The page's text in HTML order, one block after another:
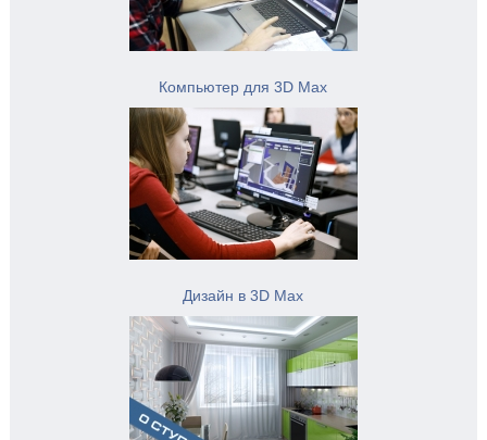
Компьютер для 3D Max
Дизайн в 3D Max